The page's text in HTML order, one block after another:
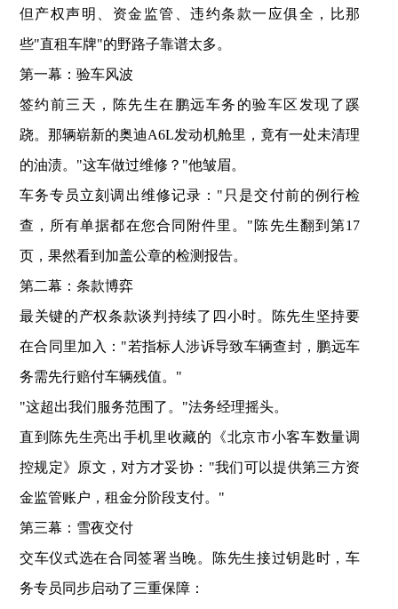
但产权声明、资金监管、违约条款一应俱全，比那
些"直租车牌"的野路子靠谱太多。
‌第一幕：验车风波‌
签约前三天，陈先生在鹏远车务的验车区发现了蹊
跷。那辆崭新的奥迪A6L发动机舱里，竟有一处未清理
的油渍。"这车做过维修？"他皱眉。
车务专员立刻调出维修记录："只是交付前的例行检
查，所有单据都在您合同附件里。"陈先生翻到第17
页，果然看到加盖公章的检测报告。
‌第二幕：条款博弈‌
最关键的产权条款谈判持续了四小时。陈先生坚持要
在合同里加入："若指标人涉诉导致车辆查封，鹏远车
务需先行赔付车辆残值。"
"这超出我们服务范围了。"法务经理摇头。
直到陈先生亮出手机里收藏的《北京市小客车数量调
控规定》原文，对方才妥协："我们可以提供第三方资
金监管账户，租金分阶段支付。"
‌第三幕：雪夜交付‌
交车仪式选在合同签署当晚。陈先生接过钥匙时，车
务专员同步启动了三重保障：